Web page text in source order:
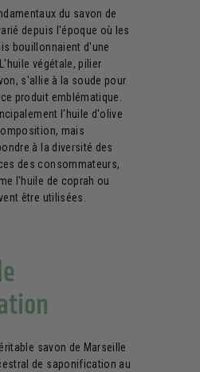
du savon de
depuis l'époque où les
bouillonnaient d'une
végétale, pilier
s'allie à la soude pour
produit emblématique.
l'huile d'olive
mais
à la diversité des
des consommateurs,
l'huile de coprah ou
être utilisées.
savon de Marseille
de saponification au